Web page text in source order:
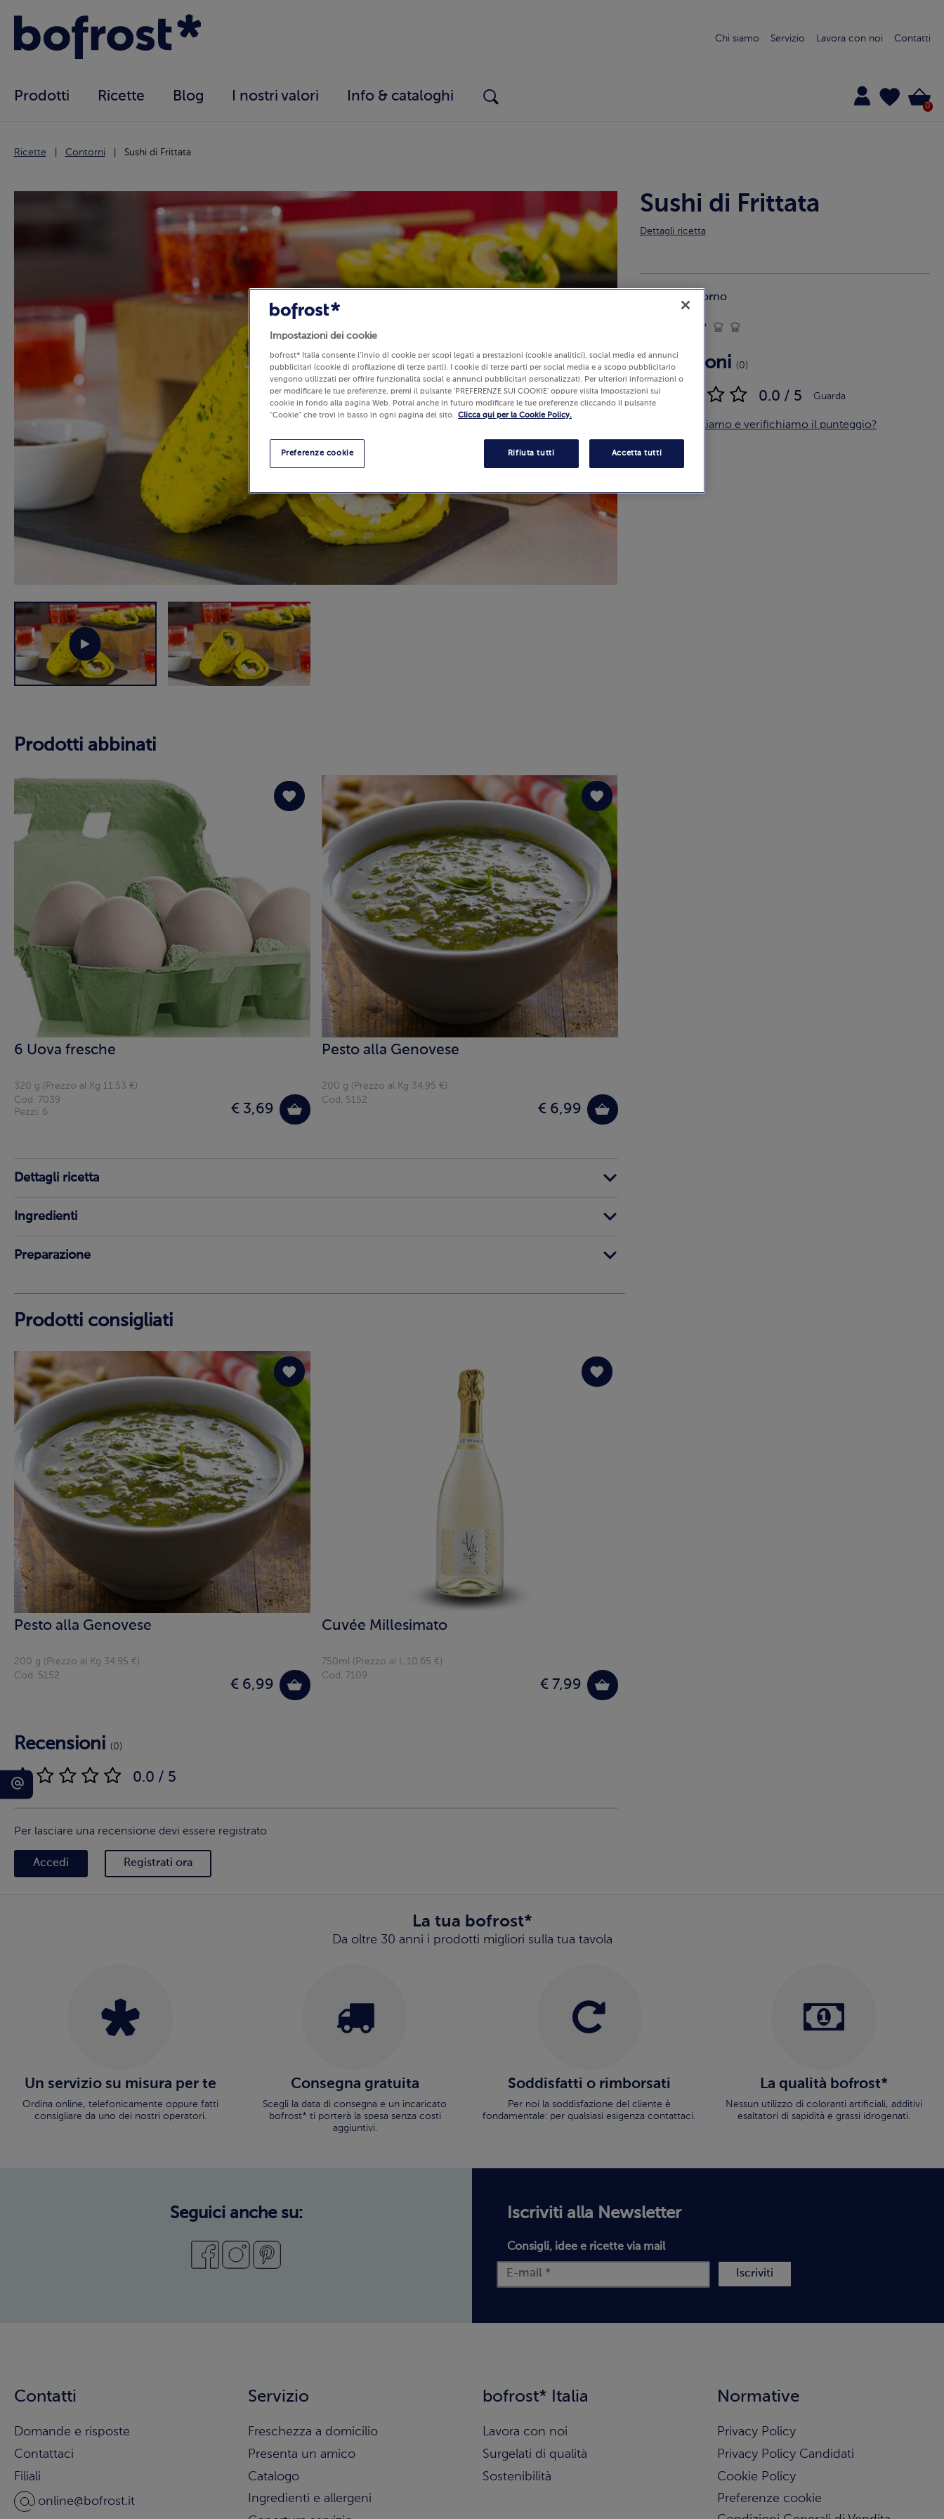
Chi siamo Servizio Lavora con noi Contatti
Prodotti Ricette Blog I nostri valori Info & cataloghi
0
Ricette Contorni Sushi di Frittata
Sushi di Frittata
Dettagli ricetta
forno
Recensioni (0)
0.0 / 5 Guarda
Come calcoliamo e verifichiamo il punteggio?
Prodotti abbinati
6 Uova fresche
320 g (Prezzo al Kg 11.53 €)
€ 3,69
Cod. 7039
Pezzi: 6
Pesto alla Genovese
200 g (Prezzo al Kg 34.95 €)
€ 6,99
Cod. 5152
Dettagli ricetta
Ingredienti
Preparazione
Prodotti consigliati
Pesto alla Genovese
200 g (Prezzo al Kg 34.95 €)
€ 6,99
Cod. 5152
Cuvée Millesimato
750ml (Prezzo al L 10.65 €)
€ 7,99
Cod. 7109
Recensioni (0)
0.0 / 5
Per lasciare una recensione devi essere registrato
Accedi Registrati ora
La tua bofrost*
Da oltre 30 anni i prodotti migliori sulla tua tavola
Un servizio su misura per te
Ordina online, telefonicamente oppure fatti
consigliare da uno dei nostri operatori.
Consegna gratuita
Scegli la data di consegna e un incaricato
bofrost* ti porterà la spesa senza costi
aggiuntivi.
Soddisfatti o rimborsati
Per noi la soddisfazione del cliente è
fondamentale: per qualsiasi esigenza contattaci.
La qualità bofrost*
Nessun utilizzo di coloranti artificiali, additivi
esaltatori di sapidità e grassi idrogenati.
Contatti
Domande e risposte
Contattaci
Filiali
online@bofrost.it
Servizio
Freschezza a domicilio
Presenta un amico
Catalogo
Ingredienti e allergeni
bofrost* Italia
Lavora con noi
Surgelati di qualità
Sostenibilità
Normative
Privacy Policy
Privacy Policy Candidati
Cookie Policy
Preferenze cookie
Seguici anche su: Iscriviti alla Newsletter
Consigli, idee e ricette via mail
Iscriviti
Impostazioni dei cookie
bofrost* Italia consente l’invio di cookie per scopi legati a prestazioni (cookie analitici), social media ed annunci
pubblicitari (cookie di profilazione di terze parti). I cookie di terze parti per social media e a scopo pubblicitario
vengono utilizzati per offrire funzionalità social e annunci pubblicitari personalizzati. Per ulteriori informazioni o
per modificare le tue preferenze, premi il pulsante 'PREFERENZE SUI COOKIE' oppure visita Impostazioni sui
cookie in fondo alla pagina Web. Potrai anche in futuro modificare le tue preferenze cliccando il pulsante
“Cookie” che trovi in basso in ogni pagina del sito. Clicca qui per la Cookie Policy.
Rifiuta tutti Accetta tutti
Preferenze cookie